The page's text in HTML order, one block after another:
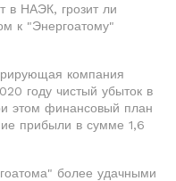
в НАЭК, грозит ли
к "Энергоатому"
компания
году чистый убыток в
этом финансовый план
прибыли в сумме 1,6
более удачными